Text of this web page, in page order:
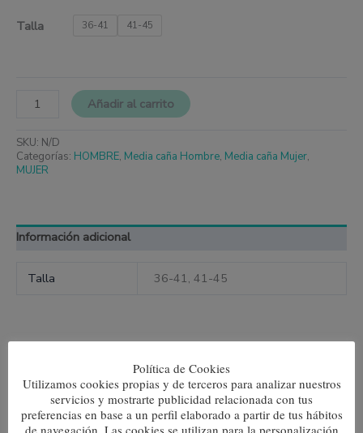
Talla 36-41 41-45
Añadir al carrito
SKU: N/D
Categorías: HOMBRE, Media caña Hombre, Media caña Mujer,
MUJER
Información adicional
Talla 36-41, 41-45
Productos relacionados
Multirayas Naranja-Verde
Este
producto
tiene
Rombos Gris
Este
tiene
Política de Cookies
Utilizamos cookies propias y de terceros para analizar nuestros
servicios y mostrarte publicidad relacionada con tus
preferencias en base a un perfil elaborado a partir de tus hábitos